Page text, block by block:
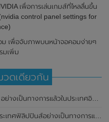
เพื่อการเล่นเกมส์ที่ไหลลื่นขึ้น
control panel settings for
ม เพื่อจับภาพบนหน้าจอคอมง่ายๆ
มเพิ่ม
วดเดียวกัน
ชิปเซ็ต Snapdragon 7s Gen 2 ของ Qualcomm และรองรับเครือข่าย 5G
, กล้องหลัง ความละเอียด 13MP , แบตเตอรี่ 5,000mAh และหน้าจอแสดงผล LCD / 90Hz